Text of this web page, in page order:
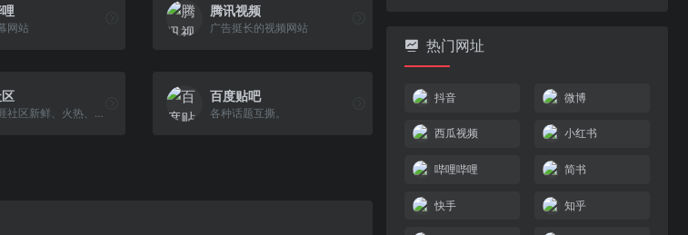
网站
腾讯视频
广告挺长的视频网站
荟萃天涯社区新鲜、火热、有趣的内容
百度贴吧
各种话题互撕。
热门网址
抖音 微博
西瓜视频 小红书
哔哩哔哩 简书
快手 知乎